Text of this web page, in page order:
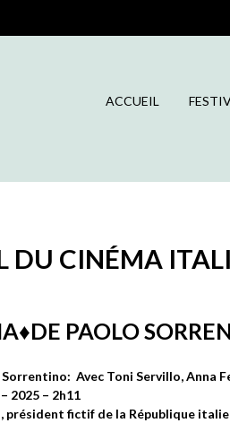
ACCUEIL
DU CINÉMA
PAOLO
Sorrentino: Avec Toni Servillo, Anna
2025 – 2h11
président fictif de la République